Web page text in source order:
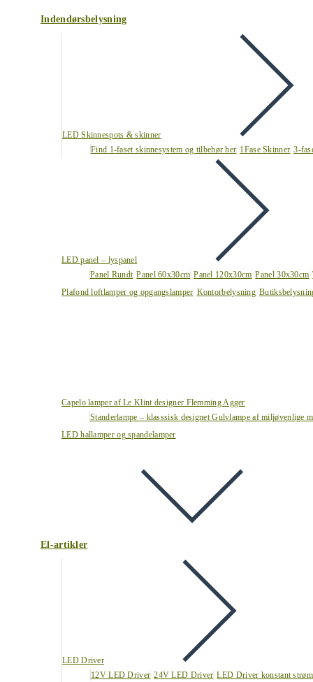
Indendørsbelysning
LED Skinnespots & skinner
Find 1-faset skinnesystem og tilbehør her 1Fase Skinner 3-
LED panel – lyspanel
Panel Rundt Panel 60x30cm Panel 120x30cm Panel 30x30cm
Plafond loftlamper og opgangslamper Kontorbelysning
Capelo lamper af Le Klint designer Flemming Agger
Standerlampe – klasssisk designet Gulvlampe af miljøvenlige
LED hallamper og spandelamper
El-artikler
LED Driver
12V LED Driver 24V LED Driver LED Driver konstant strøm